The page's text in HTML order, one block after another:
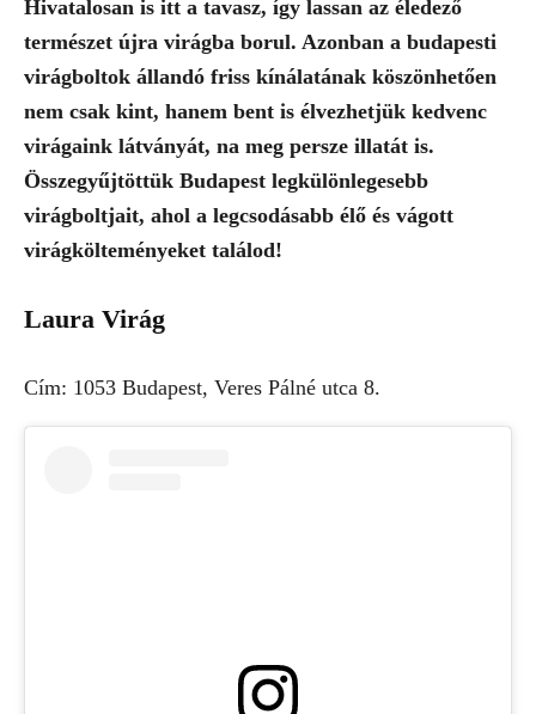
Hivatalosan is itt a tavasz, így lassan az éledező
természet újra virágba borul. Azonban a budapesti
virágboltok állandó friss kínálatának köszönhetően
nem csak kint, hanem bent is élvezhetjük kedvenc
virágaink látványát, na meg persze illatát is.
Összegyűjtöttük Budapest legkülönlegesebb
virágboltjait, ahol a legcsodásabb élő és vágott
virágkölteményeket találod!
Laura Virág
Cím: 1053 Budapest, Veres Pálné utca 8.